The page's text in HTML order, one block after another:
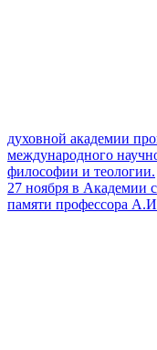
духовной академии
международного
философии и теологии.
27 ноября в Академии
памяти профессора